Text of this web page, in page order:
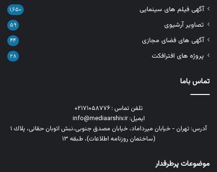
آگهی فیلم های سینمایی ۱,۶۵۰
تصاویر آرشیوی ۵۹
آگهی های فضای مجازی ۴۴
پروژه های افترافکت ۲۸
تماس باما
تلفن تماس : ۰۲۱۷۱۰۵۸۷۷۶
ایمیل: info@mediaarshiv.ir
آدرس: تهران - خیابان میرداماد، خیابان مصدق جنوبی،نبش اتوبان حقانی، پلاك ١
(ساختمان روزنامه اطلاعات)، طبقه ۱۳
موضوعات پرطرفدار